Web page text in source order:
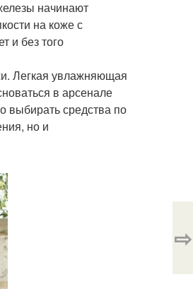
начинают
на коже с
и без того
Легкая увлажняющая
в арсенале
выбирать средства по
но и
⇨